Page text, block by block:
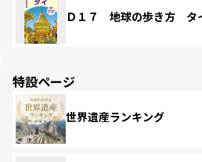
Ｄ１７ 地球の歩き方 タ
特設ページ
世界遺産ランキング